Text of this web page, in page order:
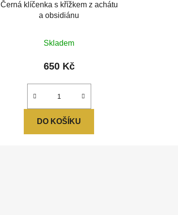
Černá klíčenka s křížkem z achátu
a obsidiánu
Skladem
650 Kč
DO KOŠÍKU